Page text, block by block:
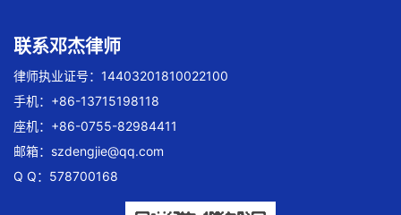
联系邓杰律师
律师执业证号：14403201810022100
手机：+86-13715198118
座机：+86-0755-82984411
邮箱： szdengjie@qq.com
Q Q：578700168